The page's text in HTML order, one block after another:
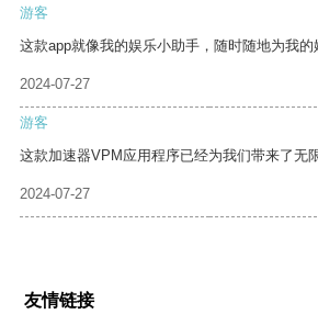
游客
这款app就像我的娱乐小助手，随时随地为我的
2024-07-27
游客
这款加速器VPM应用程序已经为我们带来了无
2024-07-27
友情链接